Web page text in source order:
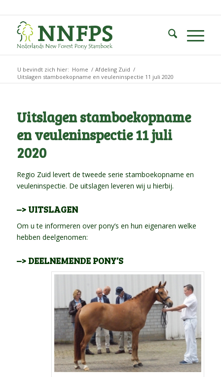
U bevindt zich hier: Home / Afdeling Zuid /
Uitslagen stamboekopname en veuleninspectie 11 juli 2020
Uitslagen stamboekopname
en veuleninspectie 11 juli
2020
Regio Zuid levert de tweede serie stamboekopname en
veuleninspectie. De uitslagen leveren wij u hierbij.
–> UITSLAGEN
Om u te informeren over pony’s en hun eigenaren welke
hebben deelgenomen:
–> DEELNEMENDE PONY’S